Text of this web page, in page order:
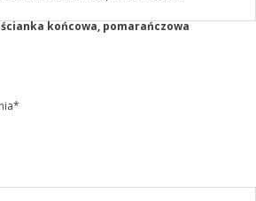
ścianka końcowa, pomarańczowa